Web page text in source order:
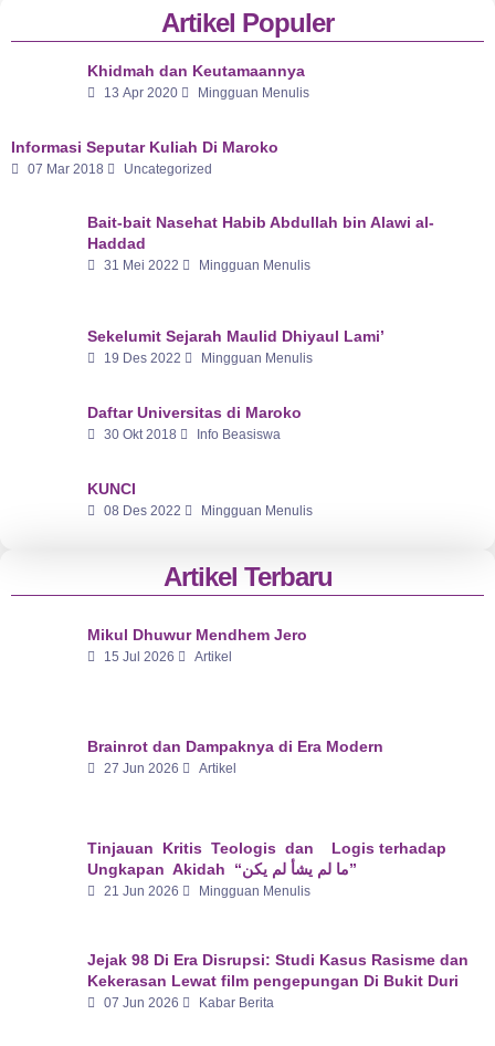
Artikel Populer
Khidmah dan Keutamaannya
13 Apr 2020 Mingguan Menulis
Informasi Seputar Kuliah Di Maroko
07 Mar 2018 Uncategorized
Bait-bait Nasehat Habib Abdullah bin Alawi al-
Haddad
31 Mei 2022 Mingguan Menulis
Sekelumit Sejarah Maulid Dhiyaul Lami’
19 Des 2022 Mingguan Menulis
Daftar Universitas di Maroko
30 Okt 2018 Info Beasiswa
KUNCI
08 Des 2022 Mingguan Menulis
Artikel Terbaru
Mikul Dhuwur Mendhem Jero
15 Jul 2026 Artikel
Brainrot dan Dampaknya di Era Modern
27 Jun 2026 Artikel
Tinjauan Kritis Teologis dan Logis terhadap
Ungkapan Akidah “ما لم يشأ لم يكن”
21 Jun 2026 Mingguan Menulis
Jejak 98 Di Era Disrupsi: Studi Kasus Rasisme dan
Kekerasan Lewat film pengepungan Di Bukit Duri
07 Jun 2026 Kabar Berita